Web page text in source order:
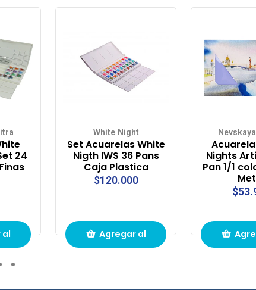
24
al
White Night
Set Acuarelas White
Nigth IWS 36 Pans
Caja Plastica
$120.000
Agregar al
Nights
Pan 1/1